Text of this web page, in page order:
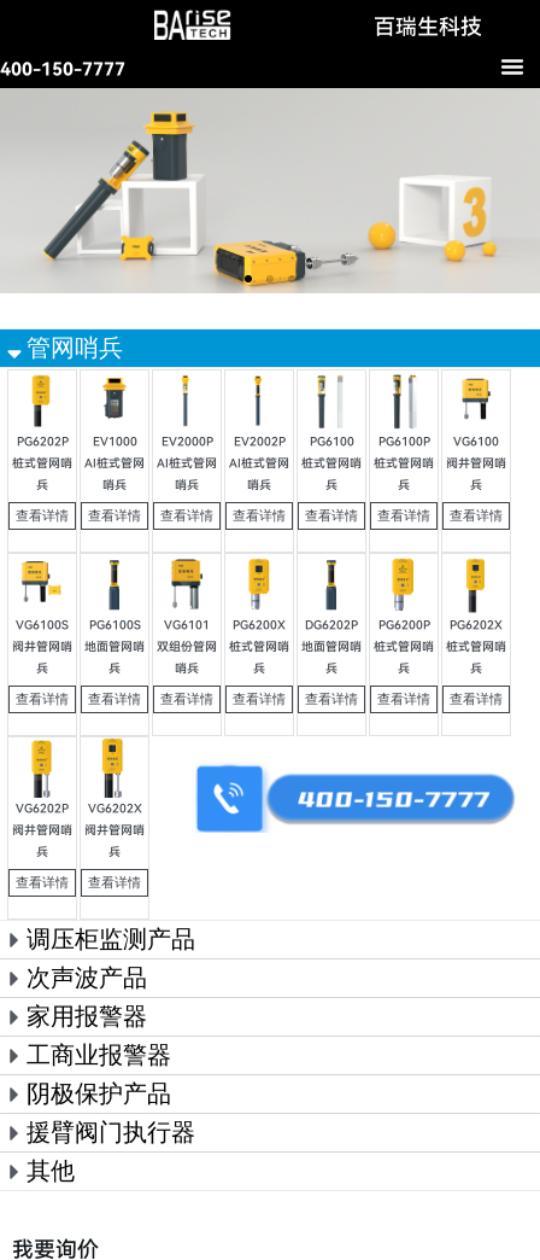
内
百瑞生科技
400-150-7777
管网哨兵
调压柜监测产品
次声波产品
家用报警器
工商业报警器
阴极保护产品
援臂阀门执行器
其他
PG6202P
桩式管网哨
兵
查看详情
EV1000
AI桩式管网
哨兵
查看详情
EV2000P
AI桩式管网
哨兵
查看详情
EV2002P
AI桩式管网
哨兵
查看详情
PG6100
桩式管网哨
兵
查看详情
PG6100P
桩式管网哨
兵
查看详情
VG6100
阀井管网哨
兵
查看详情
VG6100S
阀井管网哨
兵
查看详情
PG6100S
地面管网哨
兵
查看详情
VG6101
双组份管网
哨兵
查看详情
PG6200X
桩式管网哨
兵
查看详情
DG6202P
地面管网哨
兵
查看详情
PG6200P
桩式管网哨
兵
查看详情
PG6202X
桩式管网哨
兵
查看详情
VG6202P
阀井管网哨
兵
查看详情
VG6202X
阀井管网哨
兵
查看详情
我要询价